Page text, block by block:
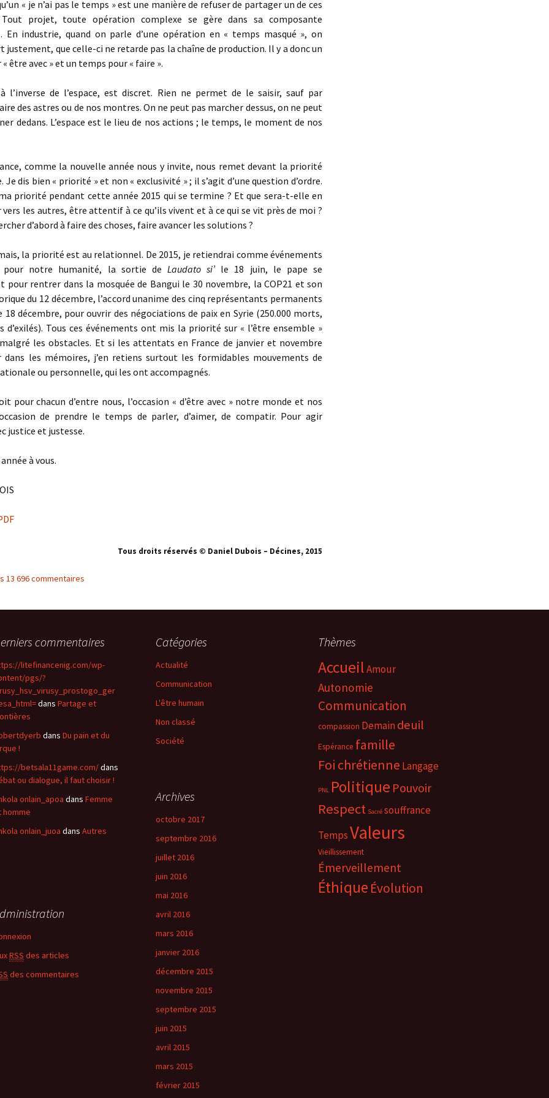
« je n’ai pas le temps » est une manière de refuser de partager un de ces
projet, toute opération complexe se gère dans sa composante
En industrie, quand on parle d’une opération en « temps masqué », on
que celle-ci ne retarde pas la chaîne de production. Il y a donc un
être avec » et un temps pour « faire ».
l’inverse de l’espace, est discret. Rien ne permet de le saisir, sauf par
des astres ou de nos montres. On ne peut pas marcher dessus, on ne peut
dedans. L’espace est le lieu de nos actions ; le temps, le moment de nos
comme la nouvelle année nous y invite, nous remet devant la priorité
Je dis bien « priorité » et non « exclusivité » ; il s’agit d’une question d’ordre.
priorité pendant cette année 2015 qui se termine ? Et que sera-t-elle en
vers les autres, être attentif à ce qu’ils vivent et à ce qui se vit près de moi ?
d’abord à faire des choses, faire avancer les solutions ?
la priorité est au relationnel. De 2015, je retiendrai comme événements
pour notre humanité, la sortie de Laudato si’ le 18 juin, le pape se
pour rentrer dans la mosquée de Bangui le 30 novembre, la COP21 et son
du 12 décembre, l’accord unanime des cinq représentants permanents
18 décembre, pour ouvrir des négociations de paix en Syrie (250.000 morts,
d’exilés). Tous ces événements ont mis la priorité sur « l’être ensemble »
les obstacles. Et si les attentats en France de janvier et novembre
les mémoires, j’en retiens surtout les formidables mouvements de
ou personnelle, qui les ont accompagnés.
pour chacun d’entre nous, l’occasion « d’être avec » notre monde et nos
de prendre le temps de parler, d’aimer, de compatir. Pour agir
justice et justesse.
à vous.
Tous droits réservés © Daniel Dubois – Décines, 2015
13 696 commentaires
commentaires
litefinancenig.com/wp-
pgs/?
dans Partage et
dans Du pain et du
!
betsala11game.com/dans
ou dialogue, il faut choisir !
onlain_apoa dans Femme
homme
onlain_juoa dans Autres
Catégories
Actualité
Communication
L'être humain
Non classé
Société
Thèmes
AccueilAmour
Autonomie
Communication
compassion Demaindeuil
Espérance famille
Foi chrétienne Langage
PNL Politique Pouvoir
Respect Sacré souffrance
TempsValeurs
Vieillissement
Émerveillement
Éthique Évolution
Archives
octobre 2017
septembre 2016
juillet 2016
juin 2016
mai 2016
avril 2016
mars 2016
janvier 2016
décembre 2015
novembre 2015
septembre 2015
juin 2015
avril 2015
mars 2015
février 2015
RSS des articles
des commentaires